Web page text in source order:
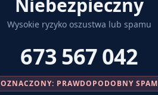
Niebezpieczny
Wysokie ryzyko oszustwa lub spamu
673 567 042
OZNACZONY: PRAWDOPODOBNY SPAM